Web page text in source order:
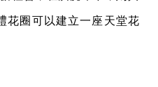
花圈可以建立一座天堂花